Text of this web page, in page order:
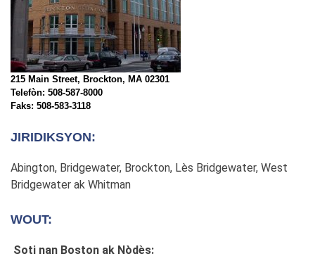
215 Main Street, Brockton, MA 02301
Telefòn: 508-587-8000
Faks: 508-583-3118
JIRIDIKSYON:
Abington, Bridgewater, Brockton, Lès Bridgewater, West
Bridgewater ak Whitman
WOUT:
Soti nan Boston ak Nòdès: